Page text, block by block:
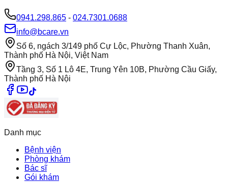
0941.298.865 - 024.7301.0688
info@bcare.vn
Số 6, ngách 3/149 phố Cự Lộc, Phường Thanh Xuân,
Thành phố Hà Nội, Việt Nam
Tầng 3, Số 1 Lô 4E, Trung Yên 10B, Phường Cầu Giấy,
Thành phố Hà Nội
Danh mục
Bệnh viện
Phòng khám
Bác sĩ
Gói khám